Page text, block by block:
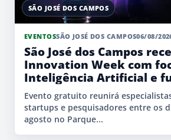
SÃO JOSÉ DOS CAMPOS
EVENTOSSÃO JOSÉ DOS CAMPOS06/08/
São José dos Campos
Innovation Week com
Inteligência Artificial e
negócios
Evento gratuito reunirá
startups e pesquisadores entre os
agosto no Parque...